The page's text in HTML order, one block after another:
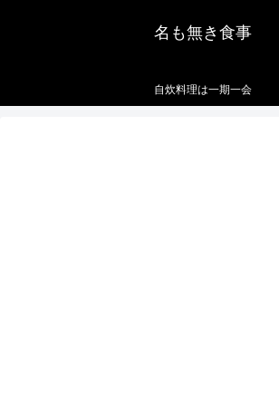
名も無き食事
自炊料理は一期一会